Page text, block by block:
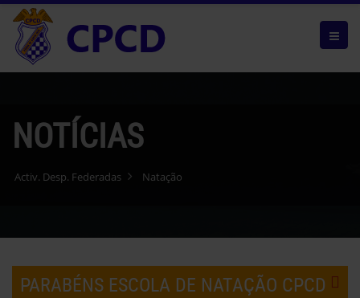
NOTÍCIAS
Activ. Desp. Federadas Natação
PARABÉNS ESCOLA DE NATAÇÃO CPCD